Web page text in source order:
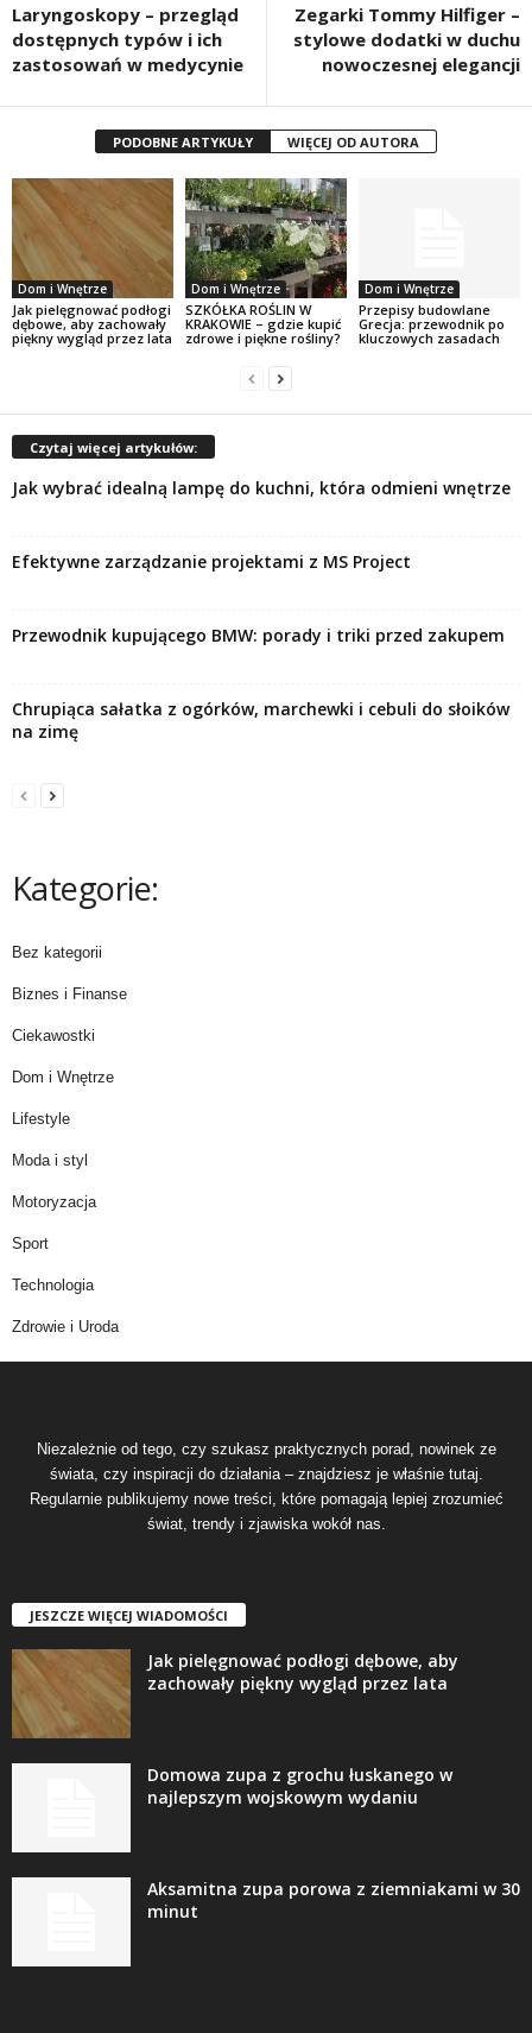
Laryngoskopy – przegląd
dostępnych typów i ich
zastosowań w medycynie
Zegarki Tommy Hilfiger –
stylowe dodatki w duchu
nowoczesnej elegancji
PODOBNE ARTYKUŁY WIĘCEJ OD AUTORA
Dom i Wnętrze
Jak pielęgnować podłogi
dębowe, aby zachowały
piękny wygląd przez lata
Dom i Wnętrze
SZKÓŁKA ROŚLIN W
KRAKOWIE – gdzie kupić
zdrowe i piękne rośliny?
Dom i Wnętrze
Przepisy budowlane
Grecja: przewodnik po
kluczowych zasadach
Czytaj więcej artykułów:
Jak wybrać idealną lampę do kuchni, która odmieni wnętrze
Efektywne zarządzanie projektami z MS Project
Przewodnik kupującego BMW: porady i triki przed zakupem
Chrupiąca sałatka z ogórków, marchewki i cebuli do słoików
na zimę
Kategorie:
Bez kategorii
Biznes i Finanse
Ciekawostki
Dom i Wnętrze
Lifestyle
Moda i styl
Motoryzacja
Sport
Technologia
Zdrowie i Uroda
Niezależnie od tego, czy szukasz praktycznych porad, nowinek ze
świata, czy inspiracji do działania – znajdziesz je właśnie tutaj.
Regularnie publikujemy nowe treści, które pomagają lepiej zrozumieć
świat, trendy i zjawiska wokół nas.
JESZCZE WIĘCEJ WIADOMOŚCI
Jak pielęgnować podłogi dębowe, aby
zachowały piękny wygląd przez lata
Domowa zupa z grochu łuskanego w
najlepszym wojskowym wydaniu
Aksamitna zupa porowa z ziemniakami w 30
minut